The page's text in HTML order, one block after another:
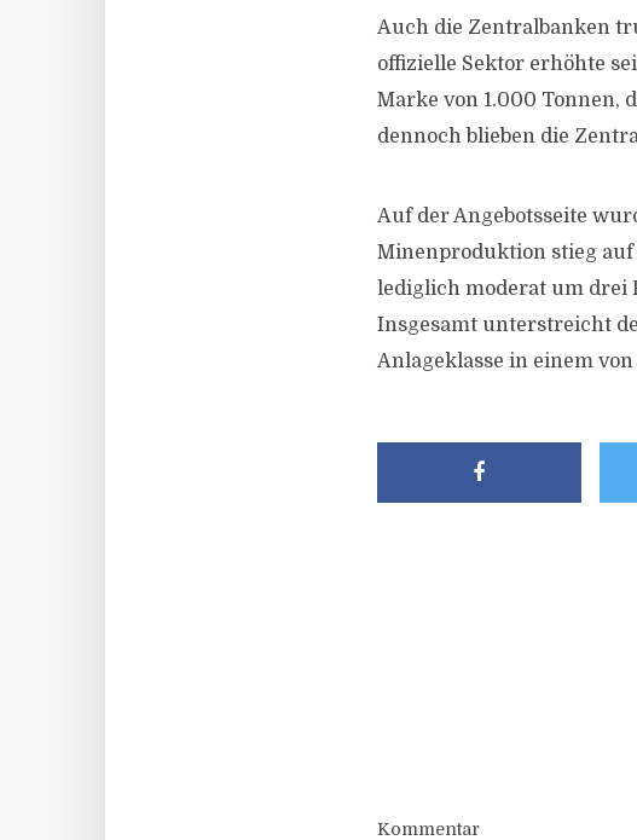
Auch die Zentralbanken
offizielle Sektor erhöhte
Marke von 1.000 Tonnen,
dennoch blieben die
Auf der Angebotsseite
Minenproduktion stieg auf
lediglich moderat um drei
Insgesamt unterstreicht
Anlageklasse in einem
Kommentar